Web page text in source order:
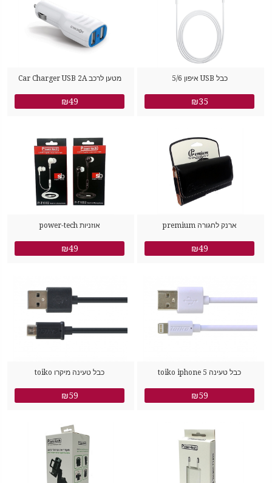
כבל USB איפון 5/6
₪35
מטען לרכב Car Charger USB 2A
₪49
ארנק לחגורה premium
₪49
אוזניות power-tech
₪49
כבל טעינה toiko iphone 5
₪59
כבל טעינה מיקרו toiko
₪59